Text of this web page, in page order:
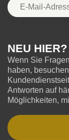
NEU HIER?
Wenn Sie
haben,
Antworten auf
Möglichkeiten,